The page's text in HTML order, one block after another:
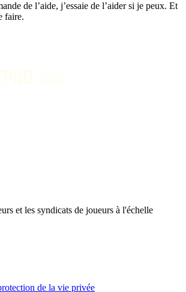
de l’aide, j’essaie de l’aider si je peux. Et
faire.
et les syndicats de joueurs à l'échelle
de la vie privée